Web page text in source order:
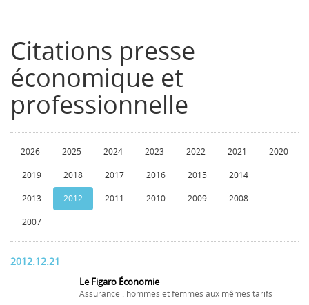
Citations presse
économique et
professionnelle
2026 2025 2024 2023 2022 2021 2020
2019 2018 2017 2016 2015 2014
2013 2012 2011 2010 2009 2008
2007
2012.12.21
Le Figaro Économie
Assurance : hommes et femmes aux mêmes tarifs